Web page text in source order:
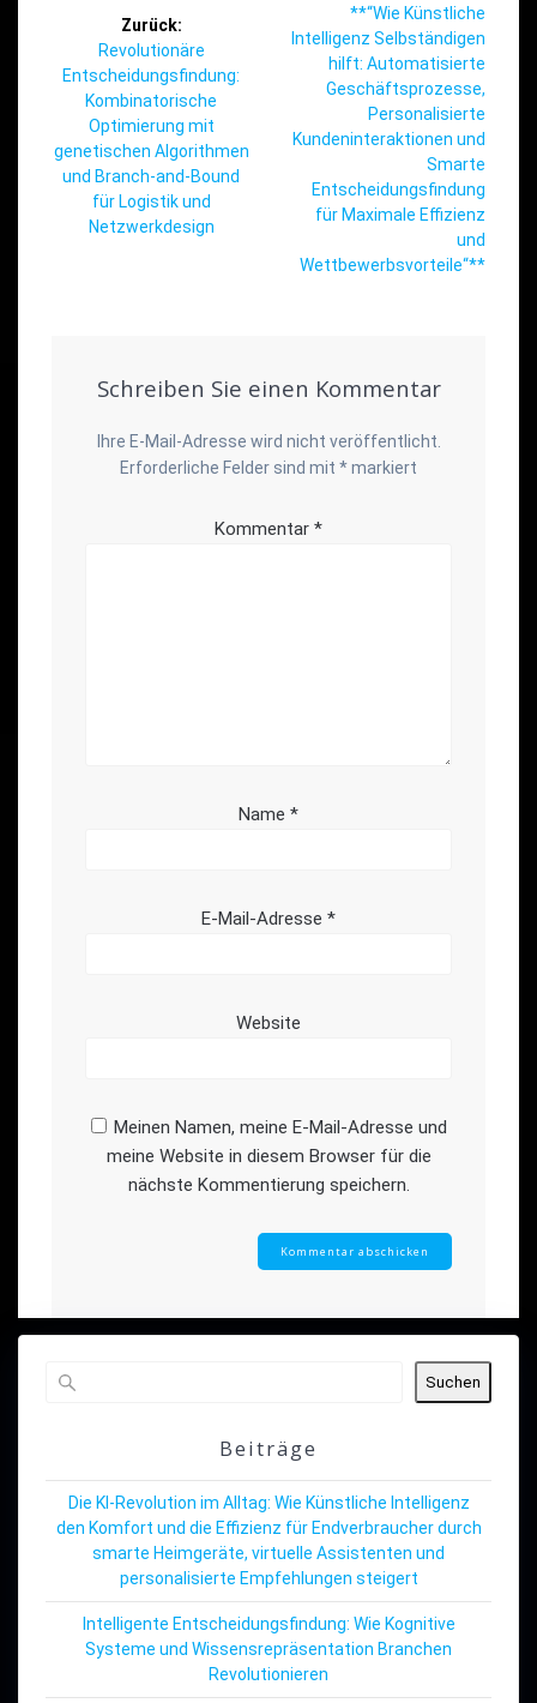
Zurück:
Vorheriger
Beitrag:
Revolutionäre
Entscheidungsfindung:
Kombinatorische
Optimierung mit
genetischen Algorithmen
und Branch-and-Bound
für Logistik und
Netzwerkdesign
Nächster
Beitrag:
**“Wie Künstliche
Intelligenz Selbständigen
hilft: Automatisierte
Geschäftsprozesse,
Personalisierte
Kundeninteraktionen und
Smarte
Entscheidungsfindung
für Maximale Effizienz
und
Wettbewerbsvorteile“**
Schreiben Sie einen Kommentar
Ihre E-Mail-Adresse wird nicht veröffentlicht.
Erforderliche Felder sind mit *markiert
Kommentar *
Name *
E-Mail-Adresse *
Website
Meinen Namen, meine E-Mail-Adresse und
meine Website in diesem Browser für die
nächste Kommentierung speichern.
Suchen
Beiträge
Die KI-Revolution im Alltag: Wie Künstliche Intelligenz
den Komfort und die Effizienz für Endverbraucher durch
smarte Heimgeräte, virtuelle Assistenten und
personalisierte Empfehlungen steigert
Intelligente Entscheidungsfindung: Wie Kognitive
Systeme und Wissensrepräsentation Branchen
Revolutionieren